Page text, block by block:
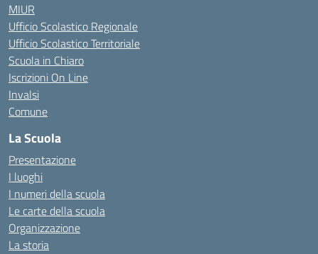
MIUR
Ufficio Scolastico Regionale
Ufficio Scolastico Territoriale
Scuola in Chiaro
Iscrizioni On Line
Invalsi
Comune
La Scuola
Presentazione
I luoghi
I numeri della scuola
Le carte della scuola
Organizzazione
La storia